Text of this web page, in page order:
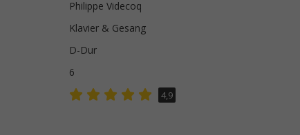
Philippe Videcoq
Klavier & Gesang
D-Dur
6
4,9